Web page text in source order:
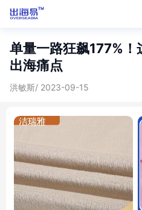
单量一路狂飙177%！
出海痛点
洪敏斯/ 2023-09-15